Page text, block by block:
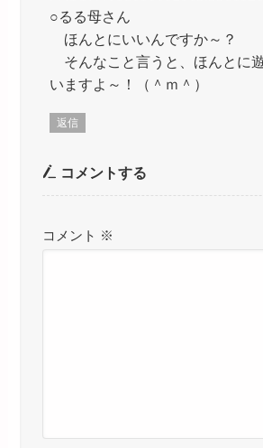
○るる母さん
ほんとにいいんですか～？
そんなこと言うと、ほんとに
いますよ～！（＾ｍ＾）
返信
コメントする
コメント ※